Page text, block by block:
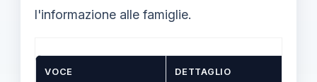
l'informazione alle famiglie.
VOCE DETTAGLIO